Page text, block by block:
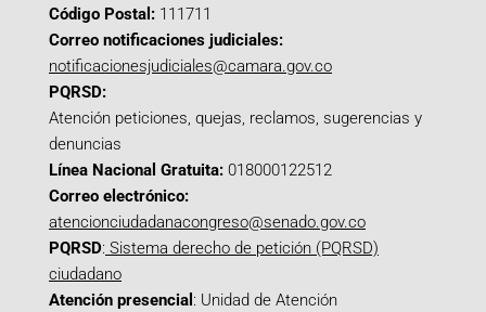
Código Postal: 111711
Correo notificaciones judiciales:
notificacionesjudiciales@camara.gov.co
PQRSD:
Atención peticiones, quejas, reclamos, sugerencias y
denuncias
Línea Nacional Gratuita: 018000122512
Correo electrónico:
atencionciudadanacongreso@senado.gov.co
PQRSD: Sistema derecho de petición (PQRSD)
ciudadano
Atención presencial : Unidad de Atención